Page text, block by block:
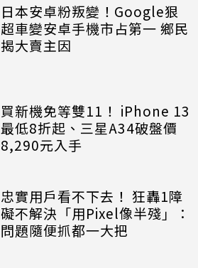
日本安卓粉叛變！Google狠
超車變安卓手機市占第一 鄉民
揭大賣主因
買新機免等雙11！ iPhone 13
最低8折起、三星A34破盤價
8,290元入手
忠實用戶看不下去！ 狂轟1障
礙不解決「用Pixel像半殘」：
問題隨便抓都一大把